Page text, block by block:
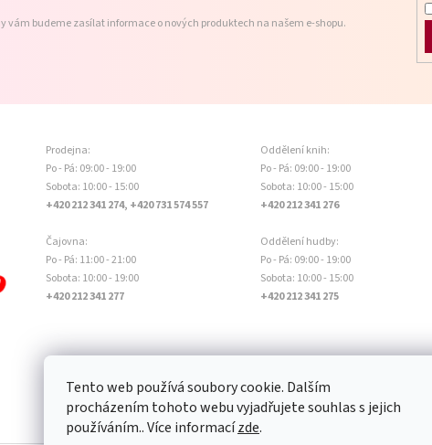
Tento web používá soubory cookie. Dalším
procházením tohoto webu vyjadřujete souhlas s jejich
používáním.. Více informacízde.
vám budeme zasílat informace o nových produktech na našem e-shopu.
Prodejna:
Po - Pá: 09:00 - 19:00
Sobota: 10:00 - 15:00
+420 212 341 274, +420 731 574 557
Čajovna:
Po - Pá: 11:00 - 21:00
Sobota: 10:00 - 19:00
+420 212 341 277
Oddělení knih:
Po - Pá: 09:00 - 19:00
Sobota: 10:00 - 15:00
+420 212 341 276
Oddělení hudby:
Po - Pá: 09:00 - 19:00
Sobota: 10:00 - 15:00
+420 212 341 275